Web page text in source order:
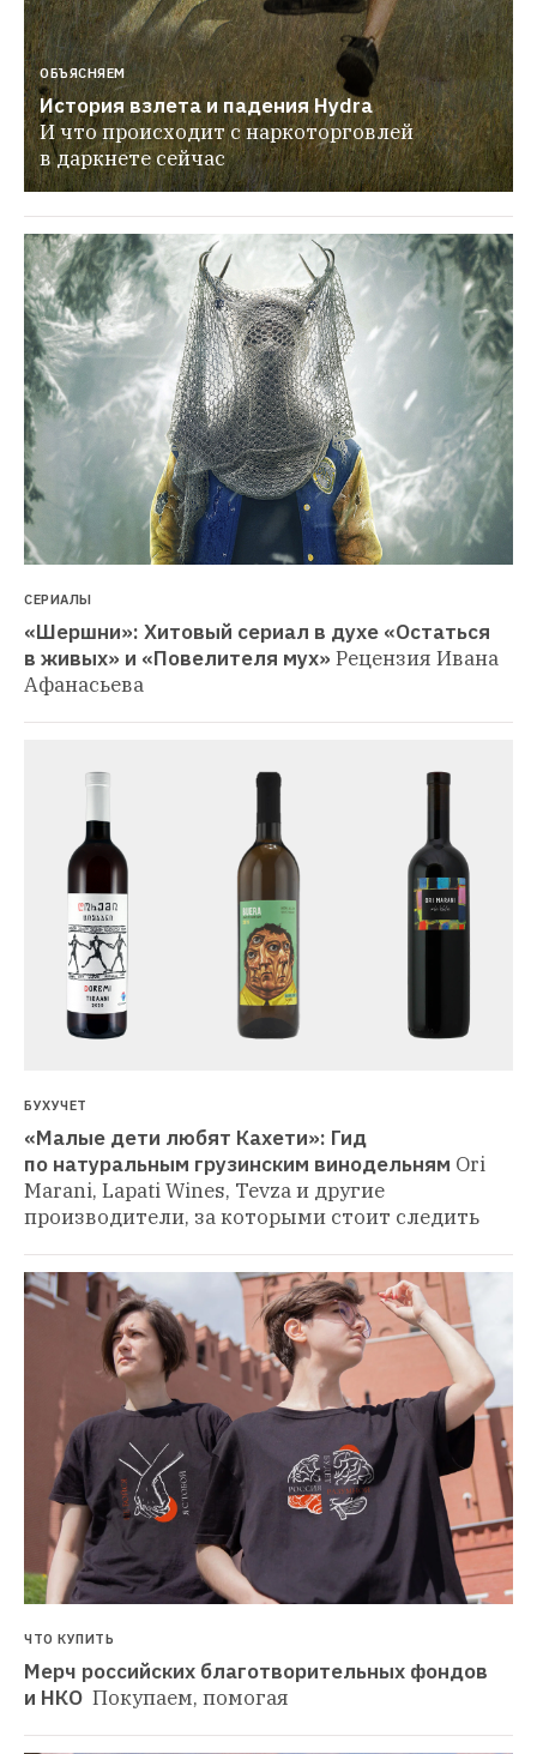
ОБЪЯСНЯЕМ
История взлета и падения Hydra
И что происходит с наркоторговлей
в даркнете сейчас
СЕРИАЛЫ
«Шершни»: Хитовый сериал в духе «Остаться
в живых» и «Повелителя мух» Рецензия Ивана
Афанасьева
БУХУЧЕТ
«Малые дети любят Кахети»: Гид
по натуральным грузинским винодельням Ori
Marani, Lapati Wines, Tevza и другие
производители, за которыми стоит следить
ЧТО КУПИТЬ
Мерч российских благотворительных фондов
и НКО Покупаем, помогая